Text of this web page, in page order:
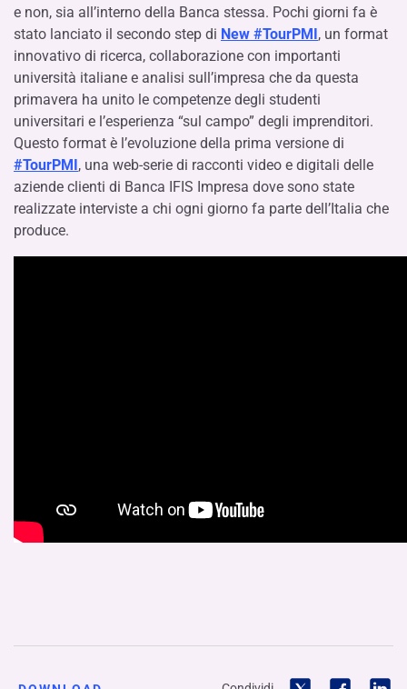
e non, sia all’interno della Banca stessa. Pochi giorni fa è
stato lanciato il secondo step di New #TourPMI, un format
innovativo di ricerca, collaborazione con importanti
università italiane e analisi sull’impresa che da questa
primavera ha unito le competenze degli studenti
universitari e l’esperienza “sul campo” degli imprenditori.
Questo format è l’evoluzione della prima versione di
#TourPMI, una web-serie di racconti video e digitali delle
aziende clienti di Banca IFIS Impresa dove sono state
realizzate interviste a chi ogni giorno fa parte dell’Italia che
produce.